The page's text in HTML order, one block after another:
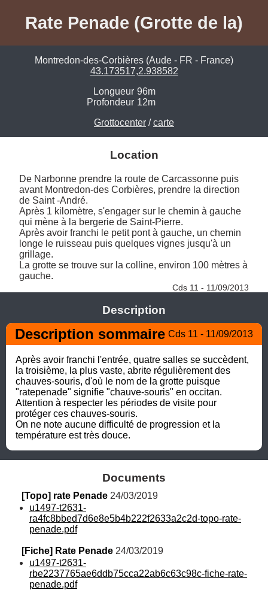
Rate Penade (Grotte de la)
Montredon-des-Corbières (Aude - FR - France)
43.173517,2.938582
Longueur 96m
Profondeur 12m
Grottocenter /carte
Location
De Narbonne prendre la route de Carcassonne puis
avant Montredon-des Corbières, prendre la direction
de Saint -André.
Après 1 kilomètre, s'engager sur le chemin à gauche
qui mène à la bergerie de Saint-Pierre.
Après avoir franchi le petit pont à gauche, un chemin
longe le ruisseau puis quelques vignes jusqu'à un
grillage.
La grotte se trouve sur la colline, environ 100 mètres à
gauche.
Cds 11 - 11/09/2013
Description
Description sommaire Cds 11 - 11/09/2013
Après avoir franchi l'entrée, quatre salles se succèdent,
la troisième, la plus vaste, abrite régulièrement des
chauves-souris, d'où le nom de la grotte puisque
"ratepenade" signifie "chauve-souris" en occitan.
Attention à respecter les périodes de visite pour
protéger ces chauves-souris.
On ne note aucune difficulté de progression et la
température est très douce.
Documents
[Topo] rate Penade 24/03/2019
u1497-t2631-
ra4fc8bbed7d6e8e5b4b222f2633a2c2d-topo-rate-
penade.pdf
[Fiche] Rate Penade 24/03/2019
u1497-t2631-
rbe2237765ae6ddb75cca22ab6c63c98c-fiche-rate-
penade.pdf